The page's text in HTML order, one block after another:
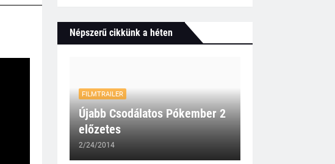
Népszerű cikkünk a héten
FILMTRAILER
Újabb Csodálatos Pókember 2
előzetes
2/24/2014